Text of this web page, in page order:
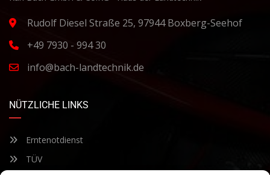
Rudolf Diesel Straße 25, 97944 Boxberg-Seehof
+49 7930 - 994 30
info@bach-landtechnik.de
NÜTZLICHE LINKS
Erntenotdienst
TÜV